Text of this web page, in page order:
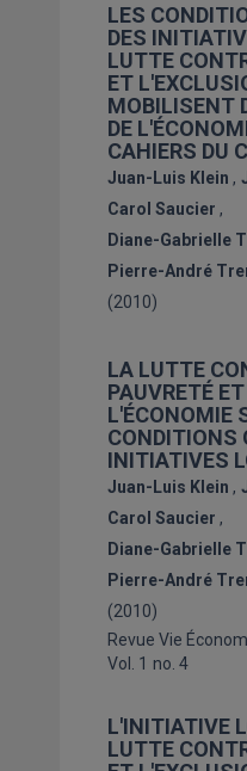
LES
DES
LUTTE
ET
MOBILISENT
DE
CAHIERS DU
Juan-Luis Klein
Carol Saucier
Diane-Gabrielle
Pierre-André
(2010)
LA LUTTE
PAUVRETÉ
L'ÉCONOMIE
CONDITIONS
INITIATIVES
Juan-Luis Klein
Carol Saucier
Diane-Gabrielle
Pierre-André
(2010)
Revue Vie
Vol. 1 no. 4
L'INITIATIVE
LUTTE